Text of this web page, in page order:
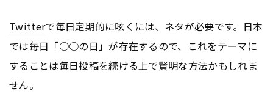
Twitterで毎日定期的に呟くには、ネタが必要です。日本
では毎日「○○の日」が存在するので、これをテーマに
することは毎日投稿を続ける上で賢明な方法かもしれま
せん。